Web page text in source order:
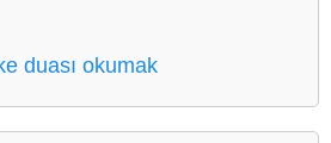
duası okumak